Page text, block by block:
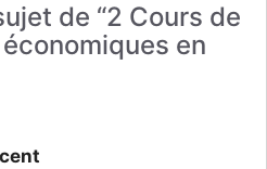
de “2 Cours de
en